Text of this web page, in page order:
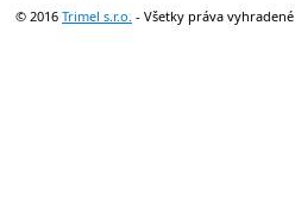
© 2016 Trimel s.r.o. - Všetky práva vyhradené